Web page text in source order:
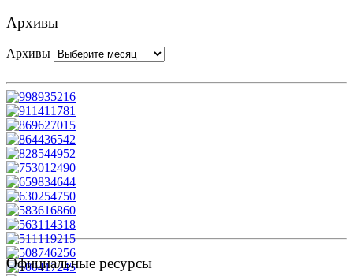
Архивы
Архивы
Официальные ресурсы